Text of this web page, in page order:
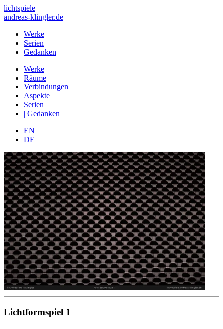
lichtspiele
andreas-klingler.de
Werke
Serien
Gedanken
Werke
Räume
Verbindungen
Aspekte
Serien
| Gedanken
EN
DE
Lichtformspiel 1